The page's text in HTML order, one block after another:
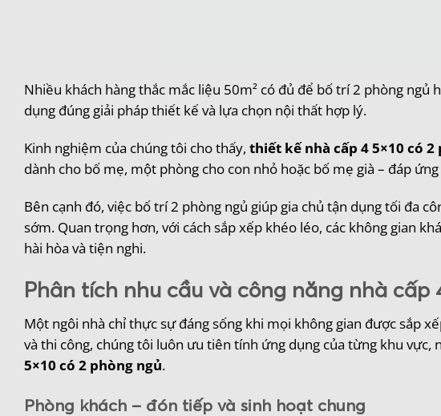
Nhiều khách hàng thắc mắc liệu 50m² có đủ để bố trí 2 phòng ngủ
dụng đúng giải pháp thiết kế và lựa chọn nội thất hợp lý.
Kinh nghiệm của chúng tôi cho thấy, thiết kế nhà cấp 4 5×10 có 2
dành cho bố mẹ, một phòng cho con nhỏ hoặc bố mẹ già – đáp
Bên cạnh đó, việc bố trí 2 phòng ngủ giúp gia chủ tận dụng tối đa
sớm. Quan trọng hơn, với cách sắp xếp khéo léo, các không gian
hài hòa và tiện nghi.
Phân tích nhu cầu và công năng nhà cấp
Một ngôi nhà chỉ thực sự đáng sống khi mọi không gian được sắp
và thi công, chúng tôi luôn ưu tiên tính ứng dụng của từng khu vực,
5×10 có 2 phòng ngủ.
Phòng khách – đón tiếp và sinh hoạt chung